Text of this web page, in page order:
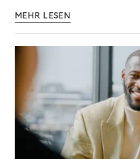
MEHR LESEN